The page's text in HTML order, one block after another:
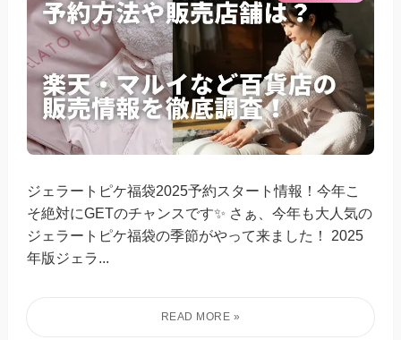
ジェラートピケ福袋2025予約スタート情報！今年こ
そ絶対にGETのチャンスです✨ さぁ、今年も大人気の
ジェラートピケ福袋の季節がやって来ました！ 2025
年版ジェラ...